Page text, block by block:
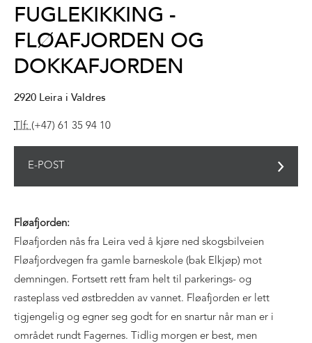
FUGLEKIKKING -
FLØAFJORDEN OG
DOKKAFJORDEN
2920 Leira i Valdres
Tlf:(+47) 61 35 94 10
E-POST
Fløafjorden:
Fløafjorden nås fra Leira ved å kjøre ned skogsbilveien
Fløafjordvegen fra gamle barneskole (bak Elkjøp) mot
demningen. Fortsett rett fram helt til parkerings- og
rasteplass ved østbredden av vannet. Fløafjorden er lett
tigjengelig og egner seg godt for en snartur når man er i
området rundt Fagernes. Tidlig morgen er best, men